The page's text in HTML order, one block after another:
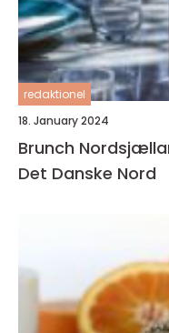
redaktionel
18. January 2024
Brunch
Det Danske Nord